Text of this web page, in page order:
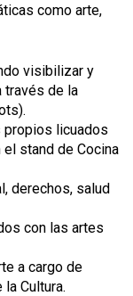
como arte,
visibilizar y
través de la
licuados
stand de Cocina
derechos, salud
con las artes
a cargo de
Cultura.